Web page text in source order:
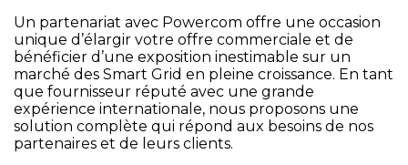
Un partenariat avec Powercom offre une occasion
unique d’élargir votre offre commerciale et de
bénéficier d’une exposition inestimable sur un
marché des Smart Grid en pleine croissance. En tant
que fournisseur réputé avec une grande
expérience internationale, nous proposons une
solution complète qui répond aux besoins de nos
partenaires et de leurs clients.